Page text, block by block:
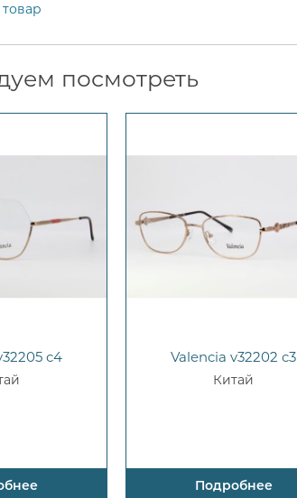
посмотреть
c4 Valencia v32202 c3
Китай
Подробнее